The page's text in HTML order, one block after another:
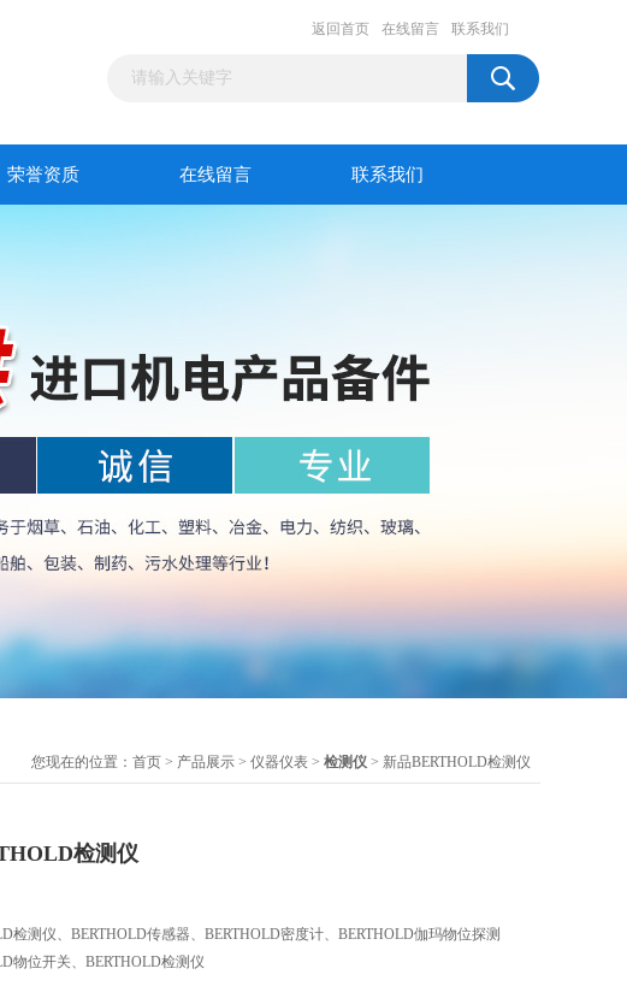
返回首页 在线留言 联系我们
荣誉资质 在线留言 联系我们
您现在的位置： 首页 > 产品展示 > 仪器仪表 > 检测仪 > 新品BERTHOLD检测仪
检测仪
检测仪、BERTHOLD传感器、BERTHOLD密度计、BERTHOLD伽玛物位探测
物位开关、BERTHOLD检测仪